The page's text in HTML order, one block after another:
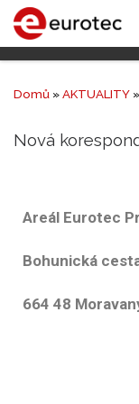
Domů »AKTUALITY »
Nová
Areál Eurotec
Bohunická
664 48